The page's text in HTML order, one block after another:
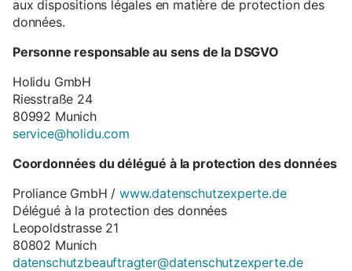
aux dispositions légales en matière de protection des
données.
Personne responsable au sens de la DSGVO
Holidu GmbH
Riesstraße 24
80992 Munich
service@holidu.com
Coordonnées du délégué à la protection des données
Proliance GmbH /www.datenschutzexperte.de
Délégué à la protection des données
Leopoldstrasse 21
80802 Munich
datenschutzbeauftragter@datenschutzexperte.de